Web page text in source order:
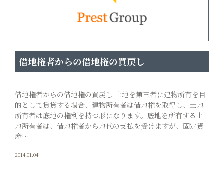
借地権者からの借地権の買戻し
借地権者からの借地権の買戻し 土地を第三者に建物所有を目
的として賃貸する場合、建物所有者は借地権を取得し、土地
所有者は底地の権利を持つ形になります。底地を所有する土
地所有者は、借地権者から地代の支払を受けますが、固定資
産…
2014.01.04